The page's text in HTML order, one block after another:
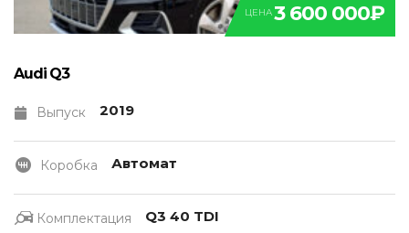
ЦЕНА3 600 000₽
Audi Q3
Выпуск 2019
Коробка Автомат
Комплектация Q3 40 TDI